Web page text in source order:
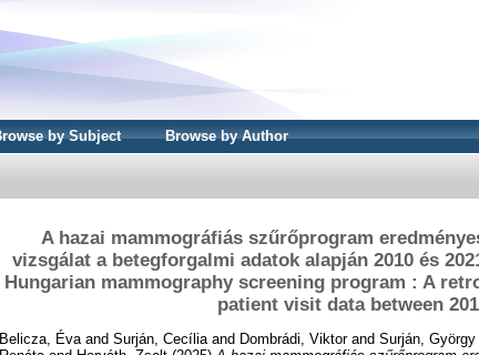
by Subject Browse by Author
A hazai mammográfiás szűrőprogram
vizsgálat a betegforgalmi adatok alapján 2010 és
Hungarian mammography screening program : A
patient visit data between
Belicza, Éva and Surján, Cecília and Dombrádi, Viktorand Surján, György